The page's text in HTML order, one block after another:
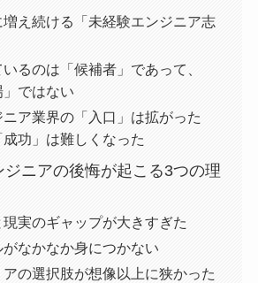
増え続ける「未経験エンジニア志
るのは「候補者」であって、
」ではない
ニア業界の「入口」は拡がった
成功」は難しくなった
ジニアの後悔が起こる3つの理
実のギャップが大きすぎた
がなかなか身につかない
アの選択肢が想像以上に狭かった